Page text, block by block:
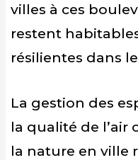
villes à ces
restent
résilientes dans
La gestion des
la qualité de l’air
la nature en ville